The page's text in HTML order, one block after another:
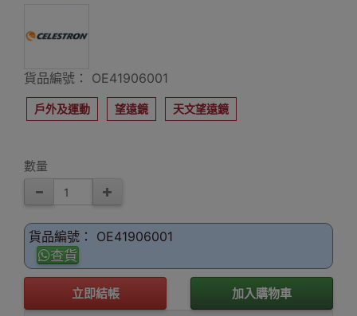
貨品編號： OE41906001
戶外及運動 望遠鏡 天文望遠鏡
數量
貨品編號： OE41906001
查貨
立即結帳 加入購物車